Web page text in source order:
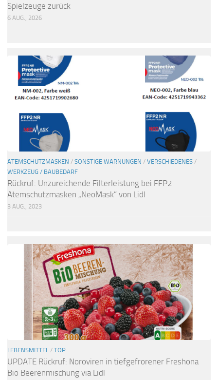
Spielzeuge zurück
6 AUG., 2026
ATEMSCHUTZMASKEN / SONSTIGE WARNUNGEN / VERSCHIEDENES /
WERKZEUG / BAUBEDARF
Rückruf: Unzureichende Filterleistung bei FFP2
Atemschutzmasken „NeoMask“ von Lidl
3 AUG., 2023
LEBENSMITTEL / TOP
UPDATE Rückruf: Noroviren in tiefgefrorener Freshona
Bio Beerenmischung via Lidl